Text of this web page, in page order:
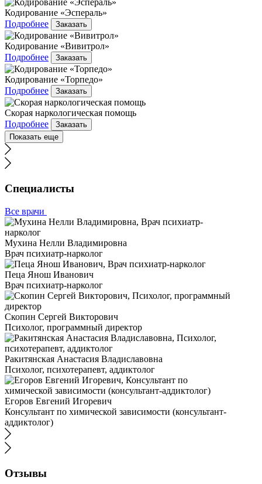
Кодирование «Эспераль»
Подробнее
Заказать
Кодирование «Вивитрол»
Подробнее
Заказать
Кодирование «Торпедо»
Подробнее
Заказать
Скорая наркологическая помощь
Подробнее
Заказать
Показать еще
Специалисты
Все врачи
Мухина Нелли Владимировна
Врач психиатр-нарколог
Пеца Янош Иванович
Врач психиатр-нарколог
Скопин Сергей Викторович
Психолог, программный директор
Ракитянская Анастасия Владиславовна
Психолог, психотерапевт, аддиктолог
Егоров Евгений Игоревич
Консультант по химической зависимости (консультант-
аддиктолог)
Отзывы